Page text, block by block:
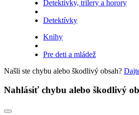
Detektívky, trilery a horory
Detektívky
Knihy
Pre deti a mládež
Našli ste chybu alebo škodlivý obsah?
Nahlásiť chybu alebo škodlivý